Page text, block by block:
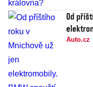
Od
Auto.cz